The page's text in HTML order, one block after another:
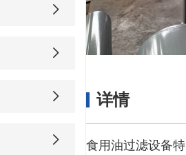
详情
食用油过滤设备